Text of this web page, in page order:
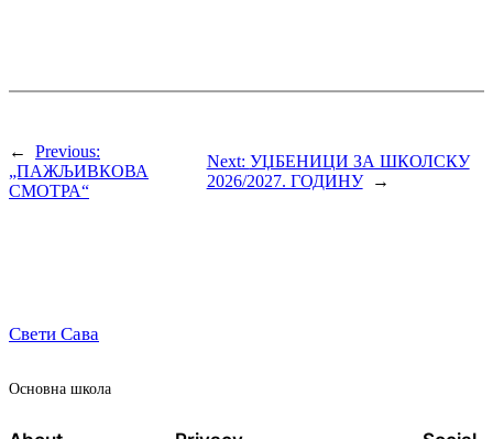
←
Previous:
„ПАЖЉИВКОВА
СМОТРА“
Next: УЏБЕНИЦИ ЗА ШКОЛСКУ
2026/2027. ГОДИНУ
→
Свети Сава
Oсновна школа